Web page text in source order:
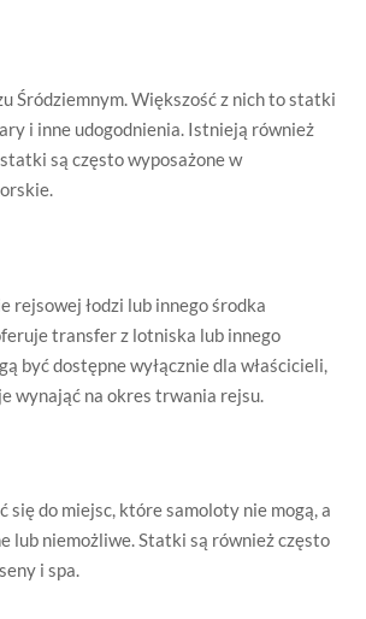
Śródziemnym. Większość z nich to statki
i inne udogodnienia. Istnieją również
są często wyposażone w
rejsowej łodzi lub innego środka
transfer z lotniska lub innego
być dostępne wyłącznie dla właścicieli,
wynająć na okres trwania rejsu.
do miejsc, które samoloty nie mogą, a
lub niemożliwe. Statki są również często
i spa.